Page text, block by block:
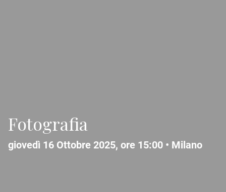
Fotografia
giovedì 16 Ottobre 2025, ore 15:00 • Milano